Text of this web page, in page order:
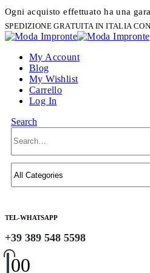
Ogni acquisto effettuato ha una
SPEDIZIONE GRATUITA IN ITALIA
My Account
Blog
My Wishlist
Carrello
Log In
Search
TEL-WHATSAPP
+39 389 548 5598
00